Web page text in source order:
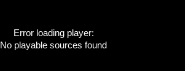
Error loading player:
No playable sources found